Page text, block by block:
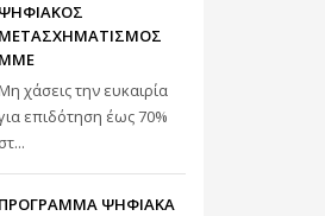
ΨΗΦΙΑΚΟΣ
ΜΕΤΑΣΧΗΜΑΤΙΣΜΟΣ
ΜΜΕ
χάσεις την ευκαιρία
επιδότηση έως 70%
στ...
ΠΡΟΓΡΑΜΜΑ ΨΗΦΙΑΚΑ